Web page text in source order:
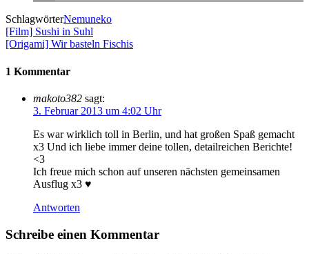
SchlagwörterNemuneko
[Film] Sushi in Suhl
[Origami] Wir basteln Fischis
1 Kommentar
makoto382 sagt:
3. Februar 2013 um 4:02 Uhr
Es war wirklich toll in Berlin, und hat großen Spaß gemacht
x3 Und ich liebe immer deine tollen, detailreichen Berichte!
<3
Ich freue mich schon auf unseren nächsten gemeinsamen
Ausflug x3 ♥
Antworten
Schreibe einen Kommentar